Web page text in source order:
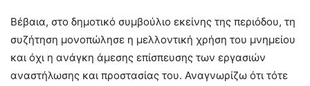
Βέβαια, στο δημοτικό συμβούλιο εκείνης της περιόδου, τη
συζήτηση μονοπώλησε η μελλοντική χρήση του μνημείου
και όχι η ανάγκη άμεσης επίσπευσης των εργασιών
αναστήλωσης και προστασίας του. Αναγνωρίζω ότι τότε